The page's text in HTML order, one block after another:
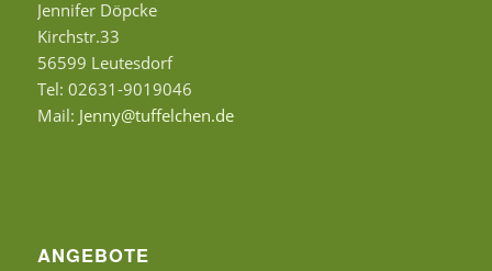
Jennifer Döpcke
Kirchstr.33
56599 Leutesdorf
Tel: 02631-9019046
Mail: Jenny@tuffelchen.de
ANGEBOTE